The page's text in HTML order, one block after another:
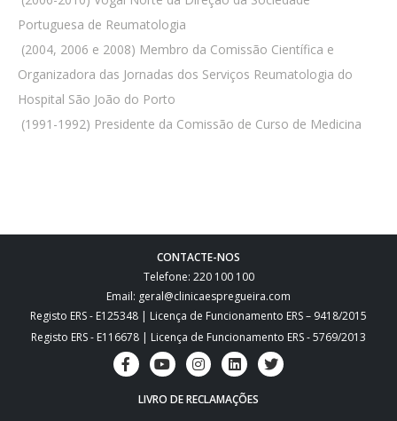
Portuguesa de Reumatologia
 (2004, 2006 e 2008) Membro da Comissão Científica e
Organizadora das Jornadas dos Serviços Reumatologia do
Hospital São João do Porto
 (1991-1992) Presidente da Comissão de Curso de Medicina
CONTACTE-NOS
Telefone: 220 100 100
Email: geral@clinicaespregueira.com
Registo ERS - E125348 | Licença de Funcionamento ERS – 9418/2015
Registo ERS - E116678 | Licença de Funcionamento ERS - 5769/2013
LIVRO DE RECLAMAÇÕES